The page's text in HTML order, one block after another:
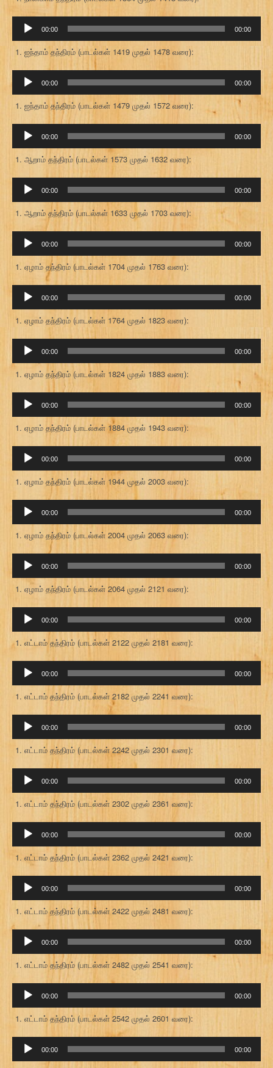
கருவி
00:00 00:00
ஐந்தாம் தந்திரம் (பாடல்கள் 1419 முதல் 1478 வரை):
கருவி
00:00 00:00
ஐந்தாம் தந்திரம் (பாடல்கள் 1479 முதல் 1572 வரை):
கருவி
00:00 00:00
ஆறாம் தந்திரம் (பாடல்கள் 1573 முதல் 1632 வரை):
கருவி
00:00 00:00
ஆறாம் தந்திரம் (பாடல்கள் 1633 முதல் 1703 வரை):
கருவி
00:00 00:00
ஏழாம் தந்திரம் (பாடல்கள் 1704 முதல் 1763 வரை):
கருவி
00:00 00:00
ஏழாம் தந்திரம் (பாடல்கள் 1764 முதல் 1823 வரை):
கருவி
00:00 00:00
ஏழாம் தந்திரம் (பாடல்கள் 1824 முதல் 1883 வரை):
கருவி
00:00 00:00
ஏழாம் தந்திரம் (பாடல்கள் 1884 முதல் 1943 வரை):
கருவி
00:00 00:00
ஏழாம் தந்திரம் (பாடல்கள் 1944 முதல் 2003 வரை):
கருவி
00:00 00:00
ஏழாம் தந்திரம் (பாடல்கள் 2004 முதல் 2063 வரை):
கருவி
00:00 00:00
ஏழாம் தந்திரம் (பாடல்கள் 2064 முதல் 2121 வரை):
கருவி
00:00 00:00
எட்டாம் தந்திரம் (பாடல்கள் 2122 முதல் 2181 வரை):
கருவி
00:00 00:00
எட்டாம் தந்திரம் (பாடல்கள் 2182 முதல் 2241 வரை):
கருவி
00:00 00:00
எட்டாம் தந்திரம் (பாடல்கள் 2242 முதல் 2301 வரை):
கருவி
00:00 00:00
எட்டாம் தந்திரம் (பாடல்கள் 2302 முதல் 2361 வரை):
கருவி
00:00 00:00
எட்டாம் தந்திரம் (பாடல்கள் 2362 முதல் 2421 வரை):
கருவி
00:00 00:00
எட்டாம் தந்திரம் (பாடல்கள் 2422 முதல் 2481 வரை):
கருவி
00:00 00:00
எட்டாம் தந்திரம் (பாடல்கள் 2482 முதல் 2541 வரை):
கருவி
00:00 00:00
எட்டாம் தந்திரம் (பாடல்கள் 2542 முதல் 2601 வரை):
கருவி
00:00 00:00